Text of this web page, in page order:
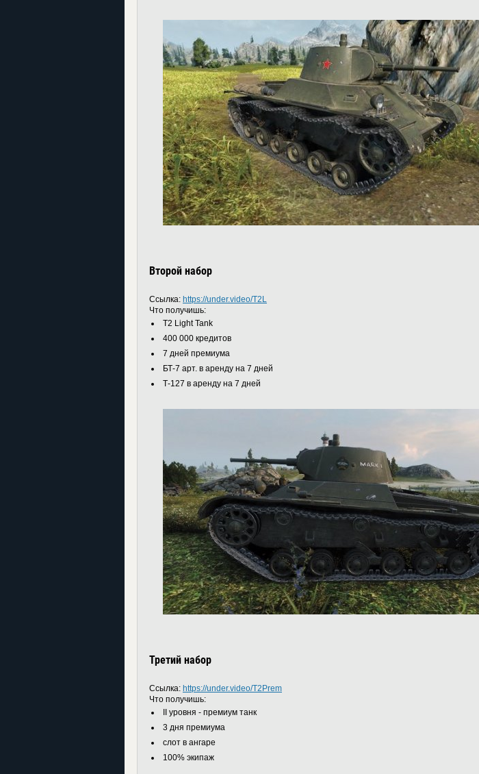
Второй набор
Ссылка: https://under.video/T2L
Что получишь:
T2 Light Tank
400 000 кредитов
7 дней премиума
БТ-7 арт. в аренду на 7 дней
Т-127 в аренду на 7 дней
Третий набор
Ссылка: https://under.video/T2Prem
Что получишь:
II уровня - премиум танк
3 дня премиума
слот в ангаре
100% экипаж